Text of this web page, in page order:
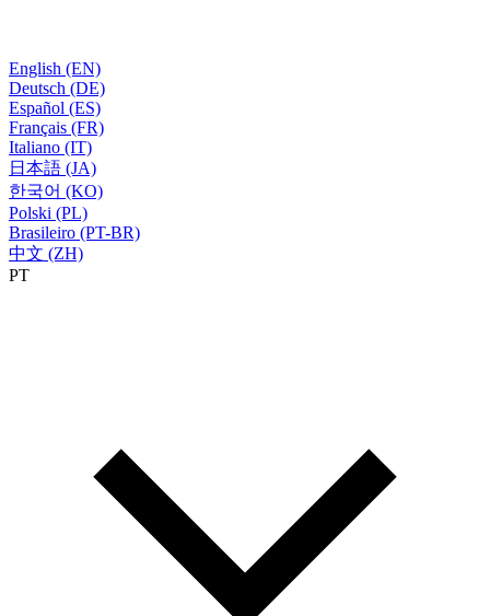
English (EN)
Deutsch (DE)
Español (ES)
Français (FR)
Italiano (IT)
日本語 (JA)
한국어 (KO)
Polski (PL)
Brasileiro (PT-BR)
中文 (ZH)
PT